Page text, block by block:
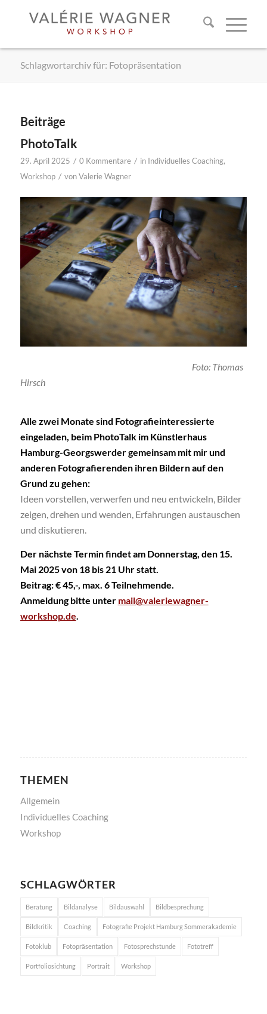
Schlagwortarchiv für: Fotopräsentation
Beiträge
PhotoTalk
29. April 2025 / 0 Kommentare / in Individuelles Coaching,
Workshop / vonValerie Wagner
Foto: Thomas
Hirsch
Alle zwei Monate sind Fotografieinteressierte
eingeladen, beim PhotoTalk im Künstlerhaus
Hamburg-Georgswerder gemeinsam mit mir und
anderen Fotografierenden ihren Bildern auf den
Grund zu gehen:
Ideen vorstellen, verwerfen und neu entwickeln, Bilder
zeigen, drehen und wenden, Erfahrungen austauschen
und diskutieren.
Der nächste Termin findet am Donnerstag, den 15.
Mai 2025 von 18 bis 21 Uhr statt.
Beitrag: € 45,-, max. 6 Teilnehmende.
Anmeldung bitte unter mail@valeriewagner-
workshop.de.
THEMEN
Allgemein
Individuelles Coaching
Workshop
SCHLAGWÖRTER
Beratung Bildanalyse Bildauswahl Bildbesprechung
Bildkritik Coaching Fotografie Projekt Hamburg Sommerakademie
Fotoklub Fotopräsentation Fotosprechstunde Fototreff
Portfoliosichtung Portrait Workshop